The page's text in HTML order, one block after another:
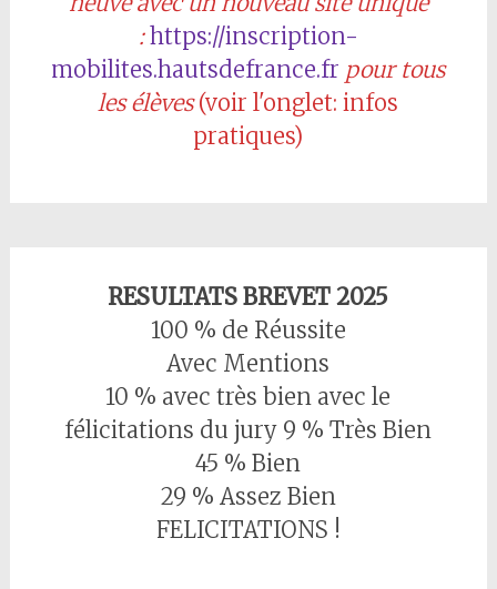
:https://inscription-
mobilites.hautsdefrance.fr pour tous
les élèves(voir l'onglet: infos
pratiques)
RESULTATS BREVET 2025
100 % de Réussite
Avec Mentions
10 % avec très bien avec le
félicitations du jury 9 % Très Bien
45 % Bien
29 % Assez Bien
FELICITATIONS !